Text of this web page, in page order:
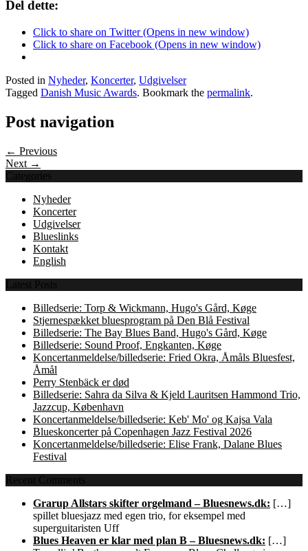
Del dette:
Click to share on Twitter (Opens in new window)
Click to share on Facebook (Opens in new window)
Posted in Nyheder, Koncerter, Udgivelser
Tagged Danish Music Awards. Bookmark the permalink.
Post navigation
← Previous
Next →
Categories
Nyheder
Koncerter
Udgivelser
Blueslinks
Kontakt
English
Latest Posts
Billedserie: Torp & Wickmann, Hugo's Gård, Køge
Stjernespækket bluesprogram på Den Blå Festival
Billedserie: The Bay Blues Band, Hugo's Gård, Køge
Billedserie: Sound Proof, Engkanten, Køge
Koncertanmeldelse/billedserie: Fried Okra, Åmåls Bluesfest,
Åmål
Perry Stenbäck er død
Billedserie: Sahra da Silva & Kjeld Lauritsen Hammond Trio,
Jazzcup, København
Koncertanmeldelse/billedserie: Keb' Mo' og Kajsa Vala
Blueskoncerter på Copenhagen Jazz Festival 2026
Koncertanmeldelse/billedserie: Elise Frank, Dalane Blues
Festival
Recent Comments
Grarup Allstars skifter orgelmand – Bluesnews.dk: […]
spillet bluesjazz med egen trio, for eksempel med
superguitaristen Uff
Blues Heaven er klar med plan B – Bluesnews.dk: […]